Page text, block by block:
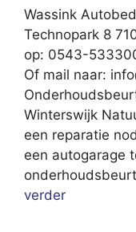
Wassink
Technopark 8
op: 0543-
Of mail naar:
Winterswijk
een reparatie
een autogarage
verder